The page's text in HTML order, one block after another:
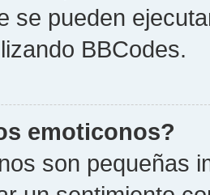
se pueden
BBCodes.
emoticonos?
son pequeñas